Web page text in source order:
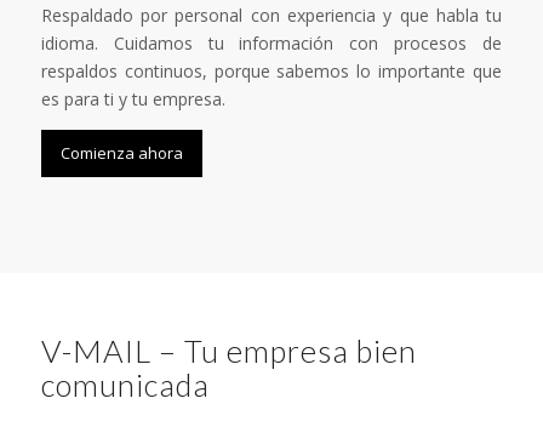
Respaldado por personal con experiencia y que habla tu
idioma. Cuidamos tu información con procesos de
respaldos continuos, porque sabemos lo importante que
es para ti y tu empresa.
Comienza ahora
V-MAIL – Tu empresa bien
comunicada